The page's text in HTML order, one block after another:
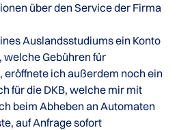
über den Service der Firma
Auslandsstudiums ein Konto
welche Gebühren für
ich außerdem noch ein
für die DKB, welche mir mit
beim Abheben an Automaten
auf Anfrage sofort